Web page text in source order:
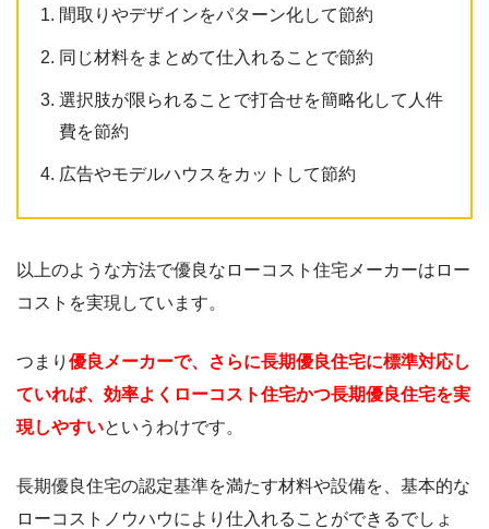
間取りやデザインをパターン化して節約
同じ材料をまとめて仕入れることで節約
選択肢が限られることで打合せを簡略化して人件
費を節約
広告やモデルハウスをカットして節約
以上のような方法で優良なローコスト住宅メーカーはロー
コストを実現しています。
つまり 優良メーカーで、さらに長期優良住宅に標準対応し
ていれば、効率よくローコスト住宅かつ長期優良住宅を実
現しやすいというわけです。
長期優良住宅の認定基準を満たす材料や設備を、基本的な
ローコストノウハウにより仕入れることができるでしょ